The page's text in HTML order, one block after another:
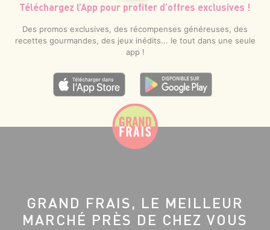
Téléchargez l’App pour profiter d’offres exclusives !
Des promos exclusives, des récompenses généreuses, des
recettes gourmandes, des jeux inédits... le tout dans une seule
app !
GRAND FRAIS, LE MEILLEUR
MARCHÉ PRÈS DE CHEZ VOUS